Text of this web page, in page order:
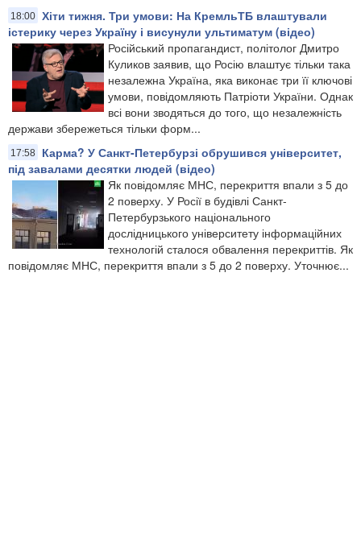
18:00 Хіти тижня. Три умови: На КремльТБ влаштували
істерику через Україну і висунули ультиматум (відео)
Російський пропагандист, політолог Дмитро
Куликов заявив, що Росію влаштує тільки така
незалежна Україна, яка виконає три її ключові
умови, повідомляють Патріоти України. Однак
всі вони зводяться до того, що незалежність
держави збережеться тільки форм...
17:58
Карма? У Санкт-Петербурзі обрушився університет,
під завалами десятки людей (відео)
Як повідомляє МНС, перекриття впали з 5 до
2 поверху. У Росії в будівлі Санкт-
Петербурзького національного
дослідницького університету інформаційних
технологій сталося обвалення перекриттів. Як
повідомляє МНС, перекриття впали з 5 до 2 поверху. Уточнює...